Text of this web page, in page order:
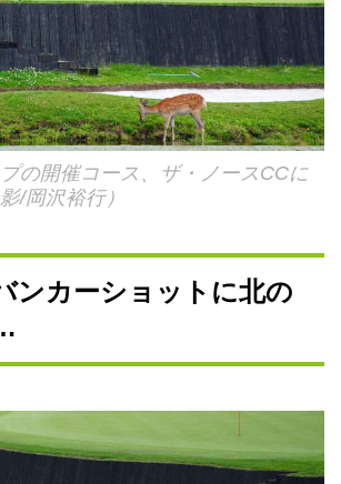
の開催コース、ザ・ノースCCに
/岡沢裕行）
ンカーショットに北の